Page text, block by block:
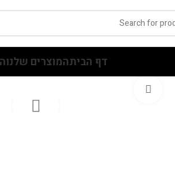
דף הביתהמוצרים שלנו